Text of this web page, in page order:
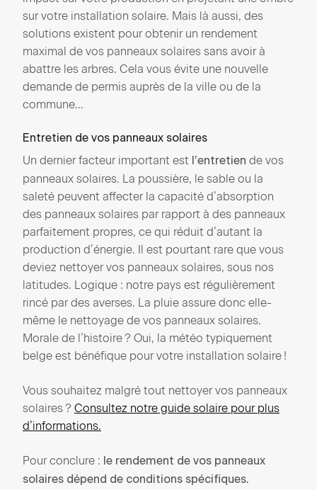
sur votre installation solaire. Mais là aussi, des
solutions existent pour obtenir un rendement
maximal de vos panneaux solaires sans avoir à
abattre les arbres. Cela vous évite une nouvelle
demande de permis auprès de la ville ou de la
commune...
Entretien de vos panneaux solaires
Un dernier facteur important est l’entretien de vos
panneaux solaires. La poussière, le sable ou la
saleté peuvent affecter la capacité d’absorption
des panneaux solaires par rapport à des panneaux
parfaitement propres, ce qui réduit d’autant la
production d’énergie. Il est pourtant rare que vous
deviez nettoyer vos panneaux solaires, sous nos
latitudes. Logique : notre pays est régulièrement
rincé par des averses. La pluie assure donc elle-
même le nettoyage de vos panneaux solaires.
Morale de l’histoire ? Oui, la météo typiquement
belge est bénéfique pour votre installation solaire !
Vous souhaitez malgré tout nettoyer vos panneaux
solaires ? Consultez notre guide solaire pour plus
d’informations.
Pour conclure : le rendement de vos panneaux
solaires dépend de conditions spécifiques.